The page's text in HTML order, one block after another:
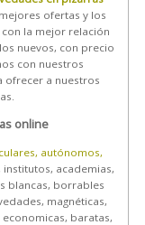
ofertas y los
la mejor relación
nuevos, con precio
con nuestros
ofrecer a nuestros
online
autónomos,
institutos, academias,
blancas, borrables
magnéticas,
baratas,